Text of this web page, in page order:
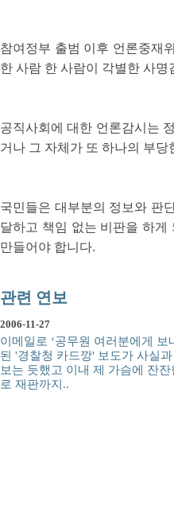
참여정부 출범 이후 언론중재
한 사람 한 사람이 각별한 사
공직사회에 대한 언론감시는
거나 그 자체가 또 하나의 부
국민들은 대부분의 정보와 판
달하고 책임 없는 비판을 하
만들어야 합니다.
관련 연보
2006-11-27
이메일로 ‘공무원 여러분에게
된 '경찰청 카드깡' 보도가 사실
보는 듯했고 이내 제 가슴에 잔
로 재판까지..